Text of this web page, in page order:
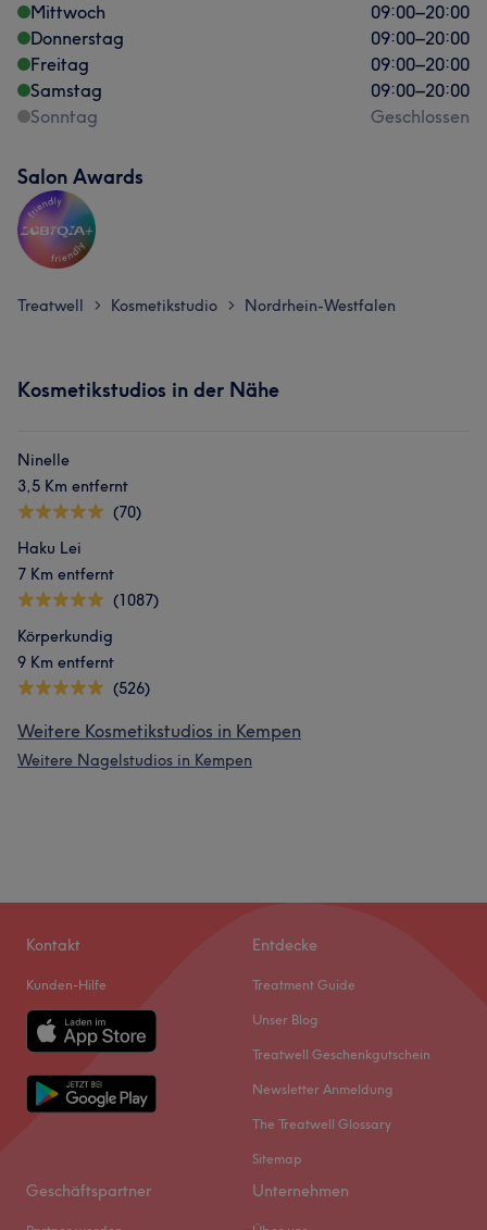
Mittwoch
09:00–20:00
Donnerstag
09:00–20:00
Freitag
09:00–20:00
Samstag
09:00–20:00
Sonntag
Geschlossen
Salon Awards
Treatwell > Kosmetikstudio > Nordrhein-Westfalen
Kosmetikstudios in der Nähe
Ninelle
3,5 Km entfernt
(70)
Haku Lei
7 Km entfernt
(1087)
Körperkundig
9 Km entfernt
(526)
Weitere Kosmetikstudios in Kempen
Weitere Nagelstudios in Kempen
Kontakt
Kunden-Hilfe
Entdecke
Treatment Guide
Unser Blog
Treatwell Geschenkgutschein
Newsletter Anmeldung
The Treatwell Glossary
Sitemap
Geschäftspartner Unternehmen